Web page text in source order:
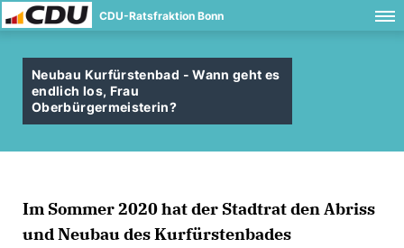
CDU-Ratsfraktion Bonn
Neubau Kurfürstenbad - Wann geht es
endlich los, Frau
Oberbürgermeisterin?
Im Sommer 2020 hat der Stadtrat den Abriss
und Neubau des Kurfürstenbades